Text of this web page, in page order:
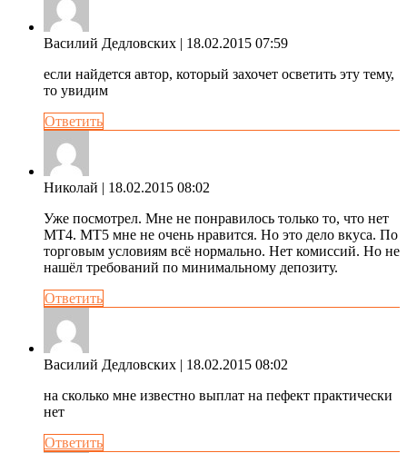
Василий Дедловских | 18.02.2015 07:59
если найдется автор, который захочет осветить эту тему,
то увидим
Ответить
Николай | 18.02.2015 08:02
Уже посмотрел. Мне не понравилось только то, что нет
MT4. MT5 мне не очень нравится. Но это дело вкуса. По
торговым условиям всё нормально. Нет комиссий. Но не
нашёл требований по минимальному депозиту.
Ответить
Василий Дедловских | 18.02.2015 08:02
на сколько мне известно выплат на пефект практически
нет
Ответить